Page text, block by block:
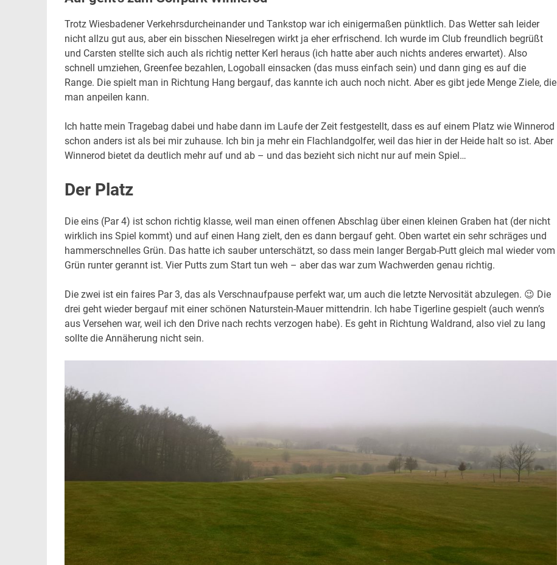
Trotz Wiesbadener Verkehrsdurcheinander und Tankstop war ich einigermaßen pünktlich. Das Wetter sah leider
nicht allzu gut aus, aber ein bisschen Nieselregen wirkt ja eher erfrischend. Ich wurde im Club freundlich begrüßt
und Carsten stellte sich auch als richtig netter Kerl heraus (ich hatte aber auch nichts anderes erwartet). Also
schnell umziehen, Greenfee bezahlen, Logoball einsacken (das muss einfach sein) und dann ging es auf die
Range. Die spielt man in Richtung Hang bergauf, das kannte ich auch noch nicht. Aber es gibt jede Menge Ziele, die
man anpeilen kann.
Ich hatte mein Tragebag dabei und habe dann im Laufe der Zeit festgestellt, dass es auf einem Platz wie Winnerod
schon anders ist als bei mir zuhause. Ich bin ja mehr ein Flachlandgolfer, weil das hier in der Heide halt so ist. Aber
Winnerod bietet da deutlich mehr auf und ab – und das bezieht sich nicht nur auf mein Spiel…
Der Platz
Die eins (Par 4) ist schon richtig klasse, weil man einen offenen Abschlag über einen kleinen Graben hat (der nicht
wirklich ins Spiel kommt) und auf einen Hang zielt, den es dann bergauf geht. Oben wartet ein sehr schräges und
hammerschnelles Grün. Das hatte ich sauber unterschätzt, so dass mein langer Bergab-Putt gleich mal wieder vom
Grün runter gerannt ist. Vier Putts zum Start tun weh – aber das war zum Wachwerden genau richtig.
Die zwei ist ein faires Par 3, das als Verschnaufpause perfekt war, um auch die letzte Nervosität abzulegen. 😉 Die
drei geht wieder bergauf mit einer schönen Naturstein-Mauer mittendrin. Ich habe Tigerline gespielt (auch wenn’s
aus Versehen war, weil ich den Drive nach rechts verzogen habe). Es geht in Richtung Waldrand, also viel zu lang
sollte die Annäherung nicht sein.